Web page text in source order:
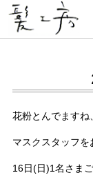
花粉とんでますね、
マスクスタッフを
16日(日)1名さま